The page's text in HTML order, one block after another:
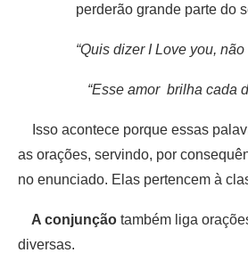
perderão grande parte do
“Quis dizer I Love you,
“Esse amor brilha cada
Isso acontece porque essas
as orações, servindo, por
no enunciado. Elas pertencem à
A conjunção também liga
diversas.